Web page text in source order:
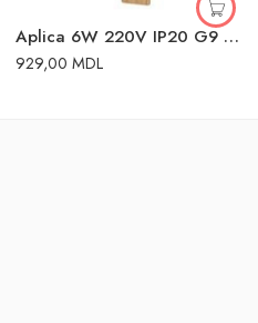
Aplica 6W 220V IP20 G9 TK Lighting
929,00 MDL